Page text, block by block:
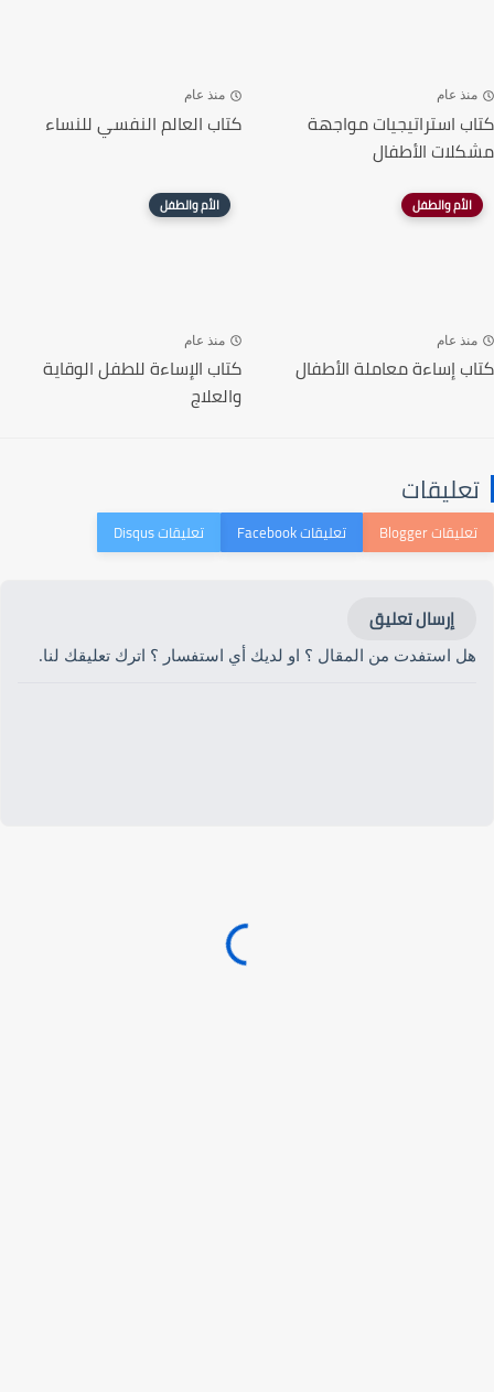
منذ عام
كتاب استراتيجيات مواجهة
مشكلات الأطفال
منذ عام
كتاب العالم النفسي للنساء
الأم والطفل
منذ عام
كتاب إساءة معاملة الأطفال
الأم والطفل
منذ عام
كتاب الإساءة للطفل الوقاية
والعلاج
تعليقات
إرسال تعليق
هل استفدت من المقال ؟ او لديك أي استفسار ؟ اترك تعليقك لنا.